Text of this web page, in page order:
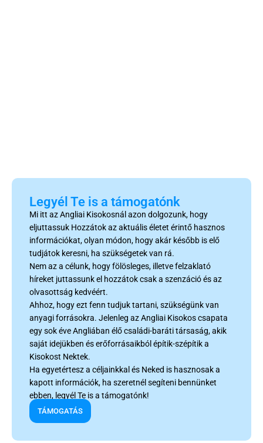
Legyél Te is a támogatónk
Mi itt az Angliai Kisokosnál azon dolgozunk, hogy
eljuttassuk Hozzátok az aktuális életet érintő hasznos
információkat, olyan módon, hogy akár később is elő
tudjátok keresni, ha szükségetek van rá.
Nem az a célunk, hogy fölösleges, illetve felzaklató
híreket juttassunk el hozzátok csak a szenzáció és az
olvasottság kedvéért.
Ahhoz, hogy ezt fenn tudjuk tartani, szükségünk van
anyagi forrásokra. Jelenleg az Angliai Kisokos csapata
egy sok éve Angliában élő családi-baráti társaság, akik
saját idejükben és erőforrásaikból építik-szépítik a
Kisokost Nektek.
Ha egyetértesz a céljainkkal és Neked is hasznosak a
kapott információk, ha szeretnél segíteni bennünket
ebben, legyél Te is a támogatónk!
TÁMOGATÁS